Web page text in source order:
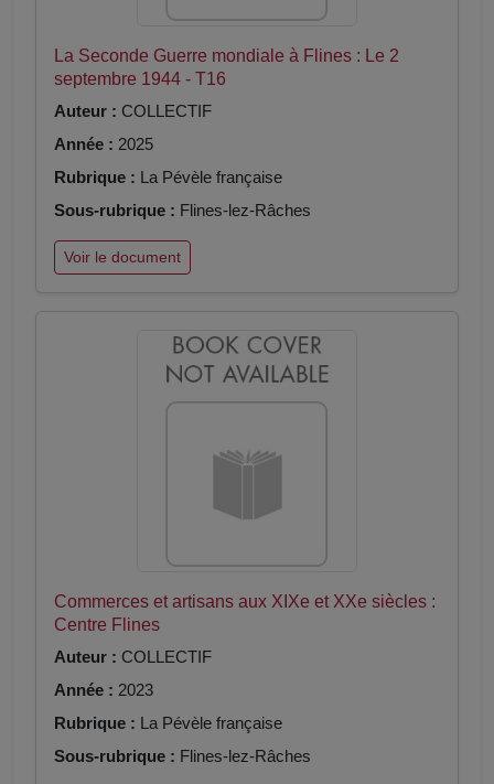
La Seconde Guerre mondiale à Flines : Le 2
septembre 1944 - T16
Auteur : COLLECTIF
Année : 2025
Rubrique : La Pévèle française
Sous-rubrique : Flines-lez-Râches
Voir le document
Commerces et artisans aux XIXe et XXe siècles :
Centre Flines
Auteur : COLLECTIF
Année : 2023
Rubrique : La Pévèle française
Sous-rubrique : Flines-lez-Râches